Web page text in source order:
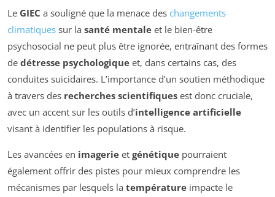
Le GIEC a souligné que la menace des changements
climatiques sur la santé mentale et le bien-être
psychosocial ne peut plus être ignorée, entraînant des formes
de détresse psychologique et, dans certains cas, des
conduites suicidaires. L’importance d’un soutien méthodique
à travers des recherches scientifiques est donc cruciale,
avec un accent sur les outils d’intelligence artificielle
visant à identifier les populations à risque.
Les avancées en imagerie et génétique pourraient
également offrir des pistes pour mieux comprendre les
mécanismes par lesquels la température impacte le